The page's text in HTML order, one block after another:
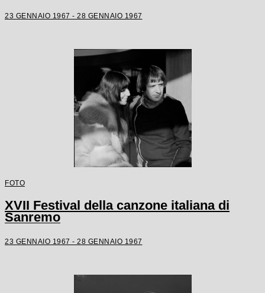
23 GENNAIO 1967 - 28 GENNAIO 1967
FOTO
XVII Festival della canzone italiana di
Sanremo
23 GENNAIO 1967 - 28 GENNAIO 1967